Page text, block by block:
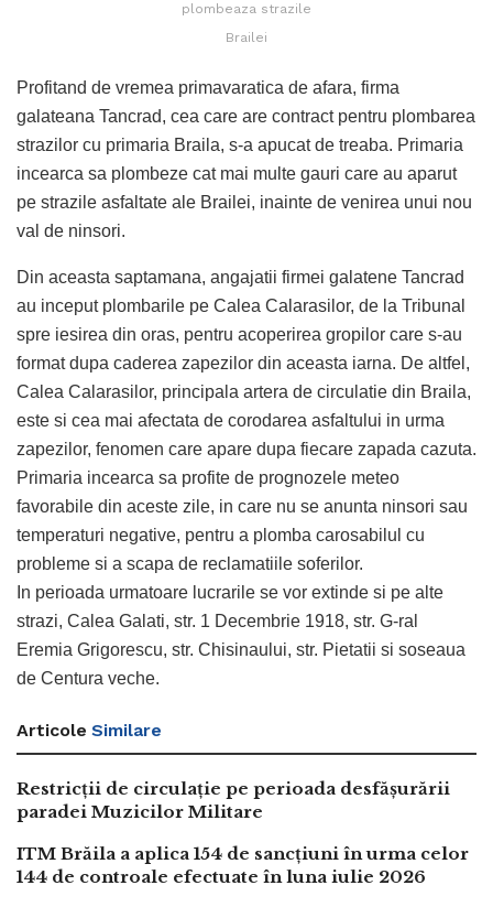
plombeaza strazile
Brailei
Profitand de vremea primavaratica de afara, firma
galateana Tancrad, cea care are contract pentru plombarea
strazilor cu primaria Braila, s-a apucat de treaba. Primaria
incearca sa plombeze cat mai multe gauri care au aparut
pe strazile asfaltate ale Brailei, inainte de venirea unui nou
val de ninsori.
Din aceasta saptamana, angajatii firmei galatene Tancrad
au inceput plombarile pe Calea Calarasilor, de la Tribunal
spre iesirea din oras, pentru acoperirea gropilor care s-au
format dupa caderea zapezilor din aceasta iarna. De altfel,
Calea Calarasilor, principala artera de circulatie din Braila,
este si cea mai afectata de corodarea asfaltului in urma
zapezilor, fenomen care apare dupa fiecare zapada cazuta.
Primaria incearca sa profite de prognozele meteo
favorabile din aceste zile, in care nu se anunta ninsori sau
temperaturi negative, pentru a plomba carosabilul cu
probleme si a scapa de reclamatiile soferilor.
In perioada urmatoare lucrarile se vor extinde si pe alte
strazi, Calea Galati, str. 1 Decembrie 1918, str. G-ral
Eremia Grigorescu, str. Chisinaului, str. Pietatii si soseaua
de Centura veche.
Articole Similare
Restricții de circulație pe perioada desfășurării
paradei Muzicilor Militare
ITM Brăila a aplica 154 de sancțiuni în urma celor
144 de controale efectuate în luna iulie 2026